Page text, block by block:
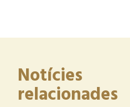
Notícies
relacionades